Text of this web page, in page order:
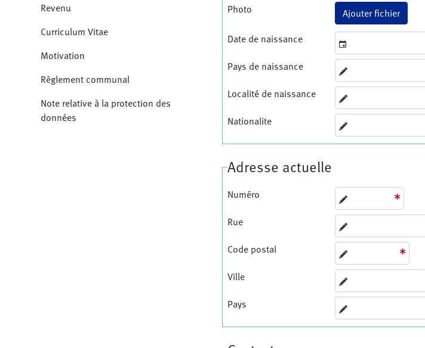
Revenu
Curriculum Vitae
Motivation
Règlement communal
Note relative à la protection des
données
Photo
Ajouter fichier
Date de naissance
Pays de naissance
Localité de naissance
Nationalite
Adresse actuelle
Numéro
Rue
Code postal
Ville
Pays